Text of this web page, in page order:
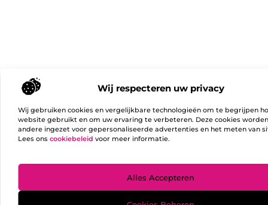
Wij respecteren uw privacy
Wij gebruiken cookies en vergelijkbare technologieën om te begrijpen
website gebruikt en om uw ervaring te verbeteren. Deze cookies
andere ingezet voor gepersonaliseerde advertenties en het meten van
Lees ons cookiebeleid voor meer informatie.
Alles Accepteren